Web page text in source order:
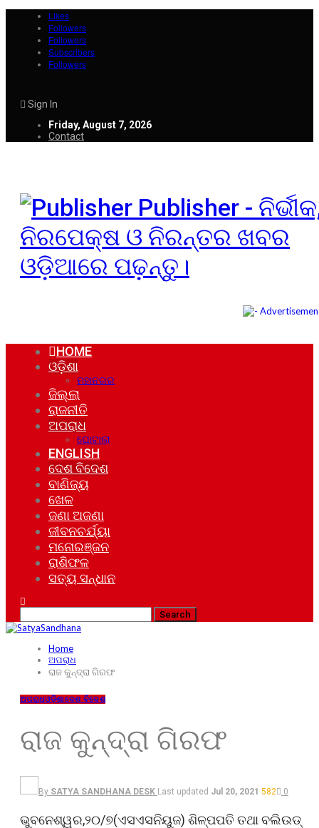
Likes
Followers
Followers
Subscribers
Followers
Sign In
Friday, August 7, 2026
Contact
Publisher -
ନିରପେକ୍ଷ ଓ ନିରନ୍ତର ଖବର
ଓଡ଼ିଆରେ ପଢ଼ନ୍ତୁ।
HOME
ଓଡ଼ିଶା
ମହାନଗର
ଜିଲ୍ଲା
ରାଜନୀତି
ଅପରାଧ
ଘୋଟାଲା
ENGLISH
ଦେଶ ବିଦେଶ
ବାଣିଜ୍ୟ
ଖେଳ
ଜଣା ଅଜଣା
ଜୀବନଚର୍ଯ୍ୟା
ମନୋରଞ୍ଜନ
ରାଶିଫଳ
ସତ୍ୟ ସନ୍ଧାନ
Home
ଅପରାଧ
ରାଜ କୁନ୍ଦ୍ରା ଗିରଫ
ଅପରାଧଓଡ଼ିଶାଦେଶ ବିଦେଶ
ରାଜ କୁନ୍ଦ୍ରା ଗିରଫ
By SATYA SANDHANA DESK Last updated Jul 20, 2021 582 0
ଭୁବନେଶ୍ୱର,୨୦/୭(ଏସଏସନିୟୁଜ) ଶିଳ୍ପପତି ତଥା ବଲିଉଡ୍